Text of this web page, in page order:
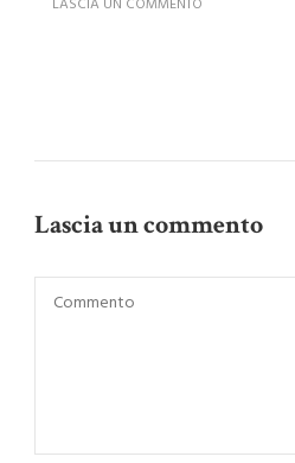
LASCIA UN COMMENTO
Lascia un commento